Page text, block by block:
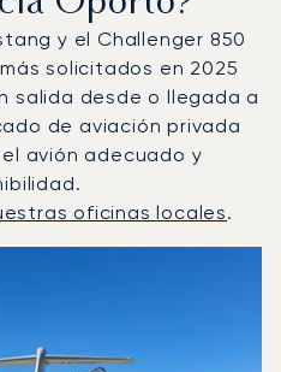
y el Challenger 850
solicitados en 2025
salida desde o llegada a
de aviación privada
avión adecuado y
oficinas locales.